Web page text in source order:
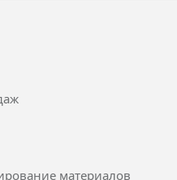
материалов